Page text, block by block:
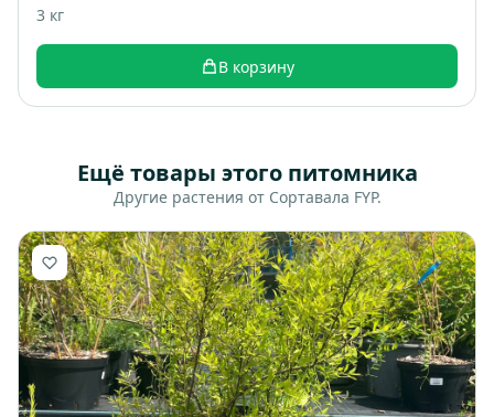
3 кг
В корзину
Ещё товары этого питомника
Другие растения от Сортавала FYP.